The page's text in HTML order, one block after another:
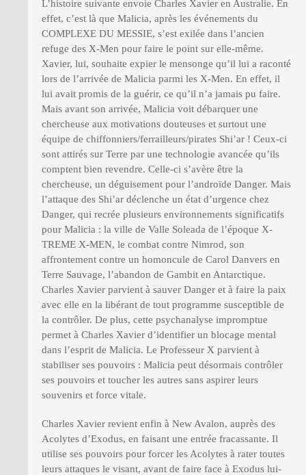
L’histoire suivante envoie Charles Xavier en Australie. En
effet, c’est là que Malicia, après les événements du
COMPLEXE DU MESSIE, s’est exilée dans l’ancien
refuge des X-Men pour faire le point sur elle-même.
Xavier, lui, souhaite expier le mensonge qu’il lui a raconté
lors de l’arrivée de Malicia parmi les X-Men. En effet, il
lui avait promis de la guérir, ce qu’il n’a jamais pu faire.
Mais avant son arrivée, Malicia voit débarquer une
chercheuse aux motivations douteuses et surtout une
équipe de chiffonniers/ferrailleurs/pirates Shi’ar ! Ceux-ci
sont attirés sur Terre par une technologie avancée qu’ils
comptent bien revendre. Celle-ci s’avère être la
chercheuse, un déguisement pour l’androïde Danger. Mais
l’attaque des Shi’ar déclenche un état d’urgence chez
Danger, qui recrée plusieurs environnements significatifs
pour Malicia : la ville de Valle Soleada de l’époque X-
TREME X-MEN, le combat contre Nimrod, son
affrontement contre un homoncule de Carol Danvers en
Terre Sauvage, l’abandon de Gambit en Antarctique.
Charles Xavier parvient à sauver Danger et à faire la paix
avec elle en la libérant de tout programme susceptible de
la contrôler. De plus, cette psychanalyse impromptue
permet à Charles Xavier d’identifier un blocage mental
dans l’esprit de Malicia. Le Professeur X parvient à
stabiliser ses pouvoirs : Malicia peut désormais contrôler
ses pouvoirs et toucher les autres sans aspirer leurs
souvenirs et force vitale.
Charles Xavier revient enfin à New Avalon, auprès des
Acolytes d’Exodus, en faisant une entrée fracassante. Il
utilise ses pouvoirs pour forcer les Acolytes à rater toutes
leurs attaques le visant, avant de faire face à Exodus lui-